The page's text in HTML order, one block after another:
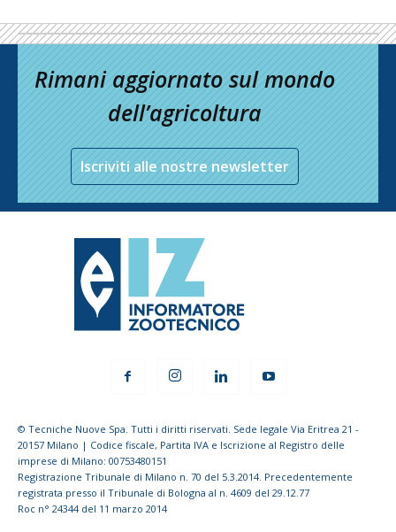
Rimani aggiornato sul mondo
dell’agricoltura
Iscriviti alle nostre newsletter
© Tecniche Nuove Spa. Tutti i diritti riservati. Sede legale Via Eritrea 21 -
20157 Milano | Codice fiscale, Partita IVA e Iscrizione al Registro delle
imprese di Milano: 00753480151
Registrazione Tribunale di Milano n. 70 del 5.3.2014. Precedentemente
registrata presso il Tribunale di Bologna al n. 4609 del 29.12.77
Roc n° 24344 del 11 marzo 2014